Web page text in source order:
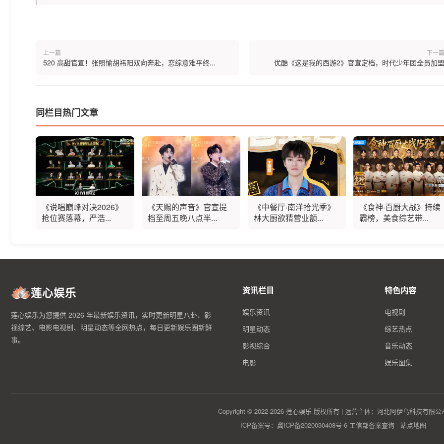
上一篇
520 高甜官宣！张照愉胡祎阳双向奔赴，恋综意难平终...
下一篇
优酷《这是我的西游2》官宣定档，时代少年团全员加盟
同栏目热门文章
《说唱巅峰对决2026》
抢位赛落幕，严浩...
《天赐的声音》官宣提
档至周五晚八点半...
《中餐厅·南洋拾光季》
林大厨欲猜营业额...
《食神·百厨大战》持续
霸榜，美食综艺带...
莲心娱乐
莲心娱乐为您提供 2026 年最新娱乐资讯，实时更新明星八卦、影
视综艺、电影电视剧、明星动态等全网热点，每日更新娱乐圈新鲜
事。
资讯栏目
娱乐资讯
明星动态
影视综合
电影
特色内容
电视剧
综艺热点
音乐动态
娱乐图集
Copyright © 2022-2026 莲心娱乐 版权所有 | 运营主体：河北阿伊乌科技有限公
ICP备案号：冀ICP备2020030408号-6 工信部备案查询 站点地图